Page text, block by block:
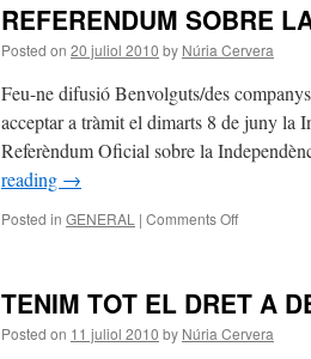
AMB
REFERENDUM SOBRE
Posted on 20 juliol 2010 by Núria Cervera
Feu-ne difusió Benvolguts/des
acceptar a tràmit el dimarts 8 de juny la
Referèndum Oficial sobre la
reading →
Posted in GENERAL | Comments Offon
TENIM TOT EL DRET A
Posted on 11 juliol 2010 by Núria Cervera